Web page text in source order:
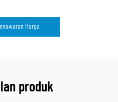
Harga
produk